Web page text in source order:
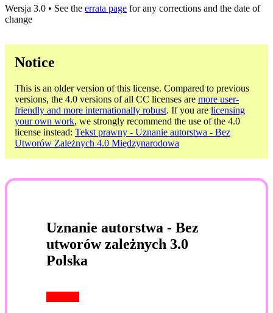
Wersja 3.0 • See the errata page for any corrections and the date of
change
Notice
This is an older version of this license. Compared to previous
versions, the 4.0 versions of all CC licenses are more user-
friendly and more internationally robust. If you are licensing
your own work, we strongly recommend the use of the 4.0
license instead: Tekst prawny - Uznanie autorstwa - Bez
Utworów Zależnych 4.0 Międzynarodowa
Uznanie autorstwa - Bez
utworów zależnych 3.0
Polska